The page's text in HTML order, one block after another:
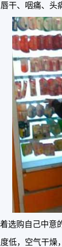
干、咽痛、头
选购自己中意
低，空气干燥